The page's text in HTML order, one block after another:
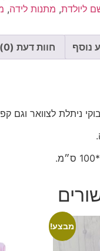
ליולדת, מתנות לידה,
נוסף חוות דעת (0)
ניתלת לצוואר וגם
מבצע!